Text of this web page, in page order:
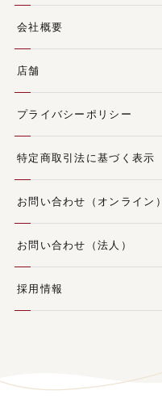
会社概要
店舗
プライバシーポリシー
特定商取引法に基づく表示
お問い合わせ（オンライン）
お問い合わせ（法人）
採用情報